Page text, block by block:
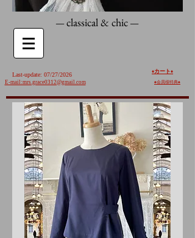
—classical & chic—
Last-update: 07/27/2026
E-mail:mrs.grace0312@gmail.com
♦️カート ♦️
♠︎会員様特典♠︎